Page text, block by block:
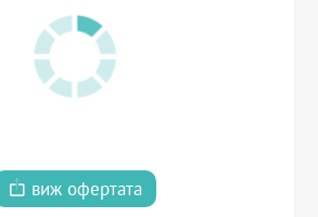
виж офертата